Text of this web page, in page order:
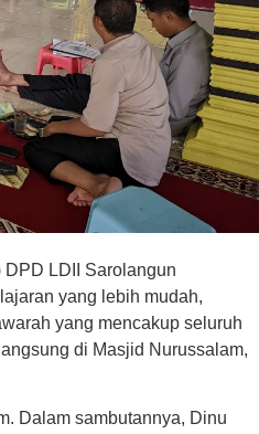
LDII Sarolangun
yang lebih mudah,
yang mencakup seluruh
di Masjid Nurussalam,
Dalam sambutannya, Dinu